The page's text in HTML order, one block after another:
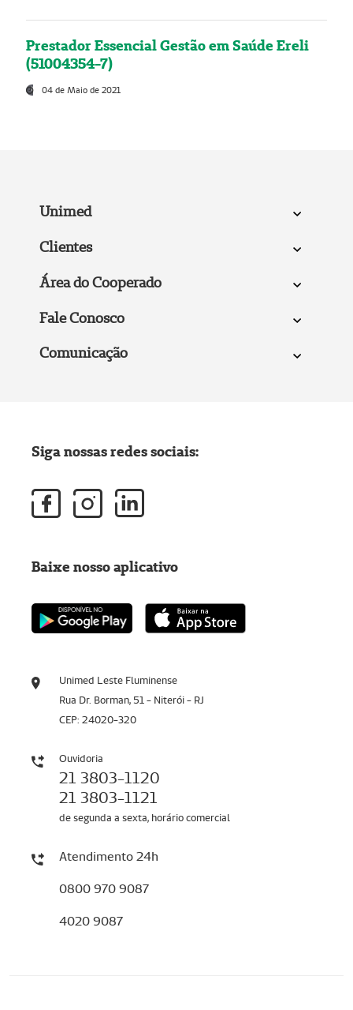
Prestador Essencial Gestão em Saúde Ereli
(51004354-7)
04 de Maio de 2021
Unimed
Clientes
Área do Cooperado
Fale Conosco
Comunicação
Unimed Leste Fluminense
Rua Dr. Borman, 51 - Niterói - RJ
CEP: 24020-320
Ouvidoria
21 3803-1120
21 3803-1121
de segunda a sexta, horário comercial
Atendimento 24h
0800 970 9087
4020 9087
Siga nossas redes sociais:
Baixe nosso aplicativo